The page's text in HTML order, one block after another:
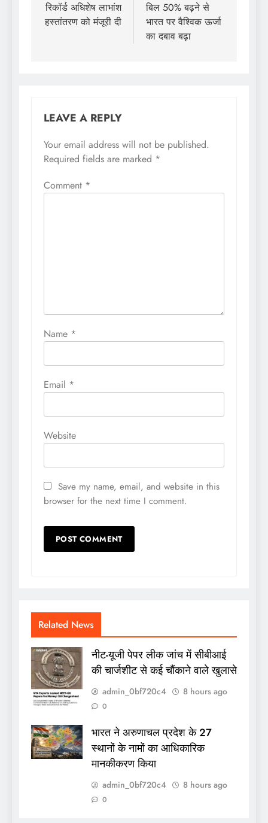
रिकॉर्ड अधिशेष लाभांश
हस्तांतरण को मंजूरी दी
बिल 50% बढ़ने से
भारत पर वैश्विक ऊर्जा
का दबाव बढ़ा
LEAVE A REPLY
Your email address will not be published.
Required fields are marked *
Comment *
Name *
Email *
Website
Save my name, email, and website in this
browser for the next time I comment.
Related News
नीट-यूजी पेपर लीक जांच में सीबीआई
की चार्जशीट से कई चौंकाने वाले खुलासे
admin_0bf720c4 8 hours ago
0
भारत ने अरुणाचल प्रदेश के 27
स्थानों के नामों का आधिकारिक
मानकीकरण किया
admin_0bf720c4 8 hours ago
0